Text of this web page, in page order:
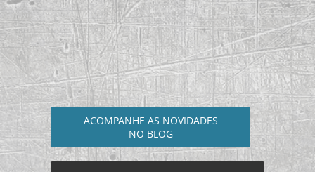
ACOMPANHE AS NOVIDADES
NO BLOG